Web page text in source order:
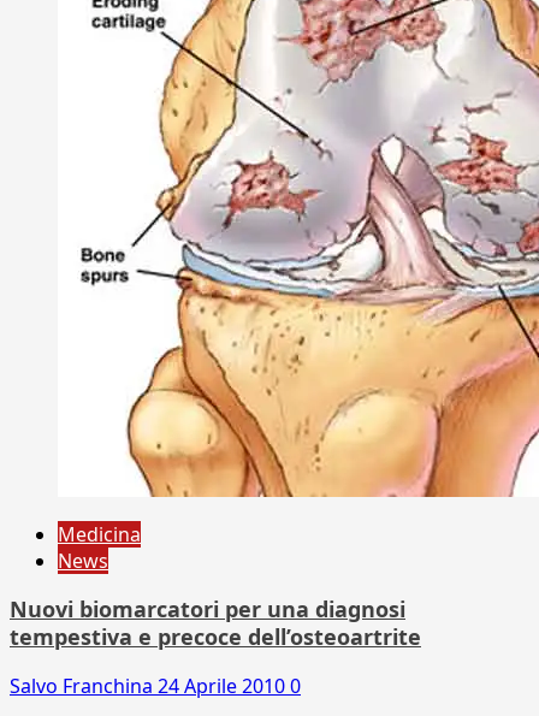
Medicina
News
Nuovi biomarcatori per una diagnosi
tempestiva e precoce dell’osteoartrite
Salvo Franchina 24 Aprile 20100